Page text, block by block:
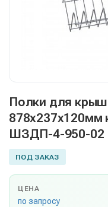
Полки для
878х237х120мм
ШЗДП-4-950-02
ПОД ЗАКАЗ
ЦЕНА
по запросу